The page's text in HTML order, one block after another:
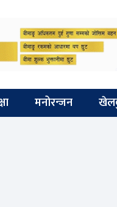
मनोरन्जन